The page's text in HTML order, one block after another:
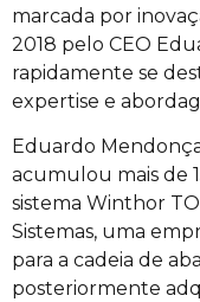
marcada por
2018 pelo CEO
rapidamente se
expertise e
Eduardo
acumulou mais de
sistema Winthor
Sistemas, uma
para a cadeia de
posteriormente